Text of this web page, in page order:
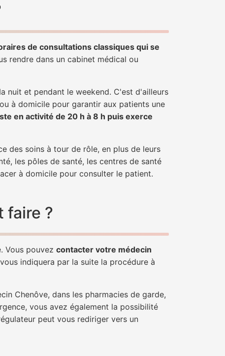
de consultations classiques qui se
rendre dans un cabinet médical ou
nuit et pendant le weekend. C'est d'ailleurs
à domicile pour garantir aux patients une
en activité de 20 h à 8 h puis exerce
des soins à tour de rôle, en plus de leurs
les pôles de santé, les centres de santé
à domicile pour consulter le patient.
faire ?
Vous pouvez contacter votre médecin
indiquera par la suite la procédure à
Chenôve, dans les pharmacies de garde,
vous avez également la possibilité
peut vous rediriger vers un